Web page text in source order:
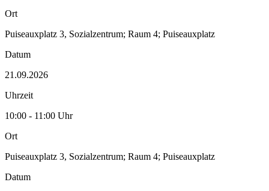
Ort
Puiseauxplatz 3, Sozialzentrum; Raum 4; Puiseauxplatz
Datum
21.09.2026
Uhrzeit
10:00 - 11:00 Uhr
Ort
Puiseauxplatz 3, Sozialzentrum; Raum 4; Puiseauxplatz
Datum